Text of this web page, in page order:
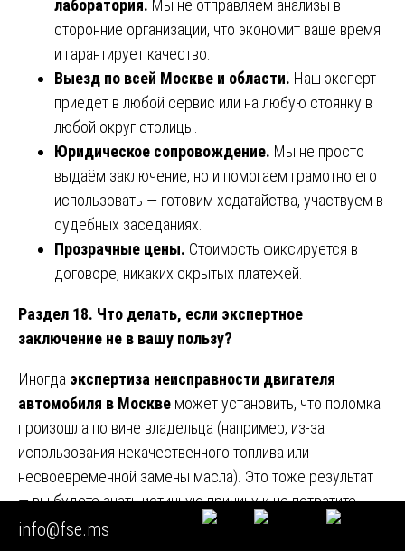
лаборатория. Мы не отправляем анализы в
сторонние организации, что экономит ваше время
и гарантирует качество.
Выезд по всей Москве и области. Наш эксперт
приедет в любой сервис или на любую стоянку в
любой округ столицы.
Юридическое сопровождение. Мы не просто
выдаём заключение, но и помогаем грамотно его
использовать — готовим ходатайства, участвуем в
судебных заседаниях.
Прозрачные цены. Стоимость фиксируется в
договоре, никаких скрытых платежей.
Раздел 18. Что делать, если экспертное
заключение не в вашу пользу?
Иногда экспертиза неисправности двигателя
автомобиля в Москве может установить, что поломка
произошла по вине владельца (например, из-за
использования некачественного топлива или
несвоевременной замены масла). Это тоже результат
— вы будете знать истинную причину и не потратите
деньги и время на заведомо проигрышный суд.
info@fse.ms